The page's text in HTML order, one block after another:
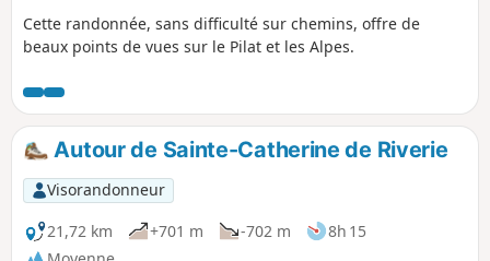
Cette randonnée, sans difficulté sur chemins, offre de
beaux points de vues sur le Pilat et les Alpes.
Autour de Sainte-Catherine de Riverie
Visorandonneur
21,72 km
+701 m -702 m
8h 15